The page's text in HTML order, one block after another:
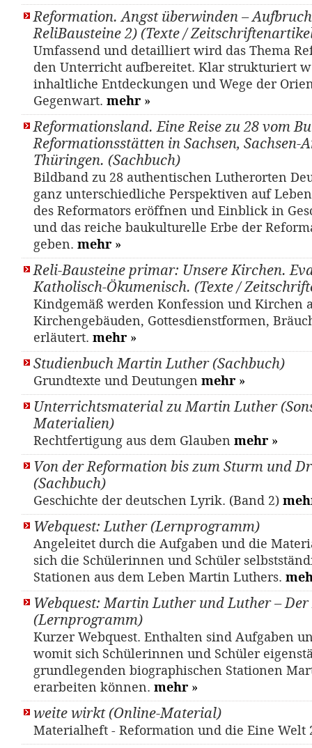
Reformation. Angst überwinden –
ReliBausteine 2) (Texte /
Umfassend und detailliert wird das Thema
den Unterricht aufbereitet. Klar strukturiert
inhaltliche Entdeckungen und Wege der
Gegenwart. mehr »
Reformationsland. Eine Reise zu 28 vom
Reformationsstätten in Sachsen, Sachsen-
Thüringen. (Sachbuch)
Bildband zu 28 authentischen Lutherorten
ganz unterschiedliche Perspektiven auf
des Reformators eröffnen und Einblick in
und das reiche baukulturelle Erbe der
geben. mehr »
Reli-Bausteine primar: Unsere Kirchen.
Katholisch-Ökumenisch. (Texte /
Kindgemäß werden Konfession und Kirchen
Kirchengebäuden, Gottesdienstformen,
erläutert. mehr »
Studienbuch Martin Luther (Sachbuch)
Grundtexte und Deutungen mehr »
Unterrichtsmaterial zu Martin Luther
Materialien)
Rechtfertigung aus dem Glauben mehr »
Von der Reformation bis zum Sturm und
(Sachbuch)
Geschichte der deutschen Lyrik. (Band 2)
Webquest: Luther (Lernprogramm)
Angeleitet durch die Aufgaben und die
sich die Schülerinnen und Schüler
Stationen aus dem Leben Martin Luthers.
Webquest: Martin Luther und Luther –
(Lernprogramm)
Kurzer Webquest. Enthalten sind Aufgaben
womit sich Schülerinnen und Schüler
grundlegenden biographischen Stationen
erarbeiten können. mehr »
weite wirkt (Online-Material)
Materialheft - Reformation und die Eine Welt